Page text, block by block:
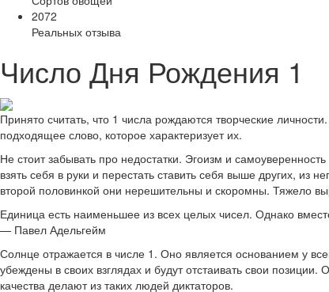
2072
Реальных отзыва
Число Дня Рождения 1
Принято считать, что 1 числа рождаются творческие
подходящее слово, которое характеризует их.
Не стоит забывать про недостатки. Эгоизм и
взять себя в руки и перестать ставить себя выше других,
второй половинкой они нерешительны и скоромны. Тяжело
Единица есть наименьшее из всех целых чисел. Однако
— Павел Адельгейм
Солнце отражается в числе 1. Оно является основанием у
убеждены в своих взглядах и будут отстаивать свои
качества делают из таких людей диктаторов.